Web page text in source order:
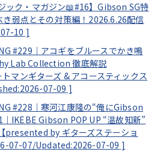
ック・マガジン📖#16】Gibson SG特
き弱点とその対策編！2026.6.26配信
10 ]
#229｜アコギをブルースでかき鳴
Lab Collection 徹底解説
マンギターズ & アコースティックス
07-09 ]
#228｜寒河江康隆の“俺にGibson
IKEBE Gibson POP UP “温故知新”
presented by ギターズステーショ
07-07/Updated:2026-07-09 ]